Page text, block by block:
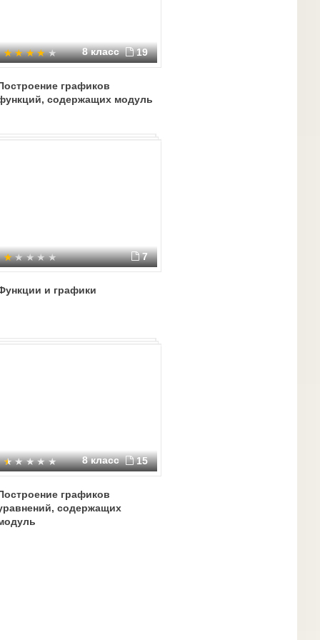
8 класс 19
графиков
содержащих модуль
7
и графики
8 класс 15
графиков
содержащих